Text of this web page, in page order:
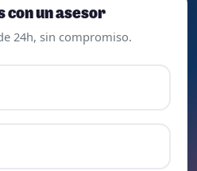
con un asesor
24h, sin compromiso.